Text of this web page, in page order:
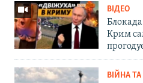
ВІДЕО
Блокада
Крим
ВІЙНА